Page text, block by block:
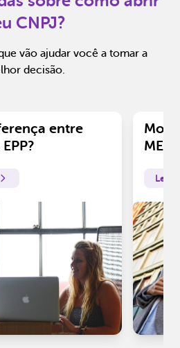
CNPJ?
vão ajudar você a tomar a
decisão.
entre
ME?
Leia